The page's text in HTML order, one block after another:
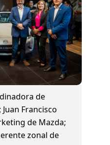
de
Francisco
de Mazda;
zonal de